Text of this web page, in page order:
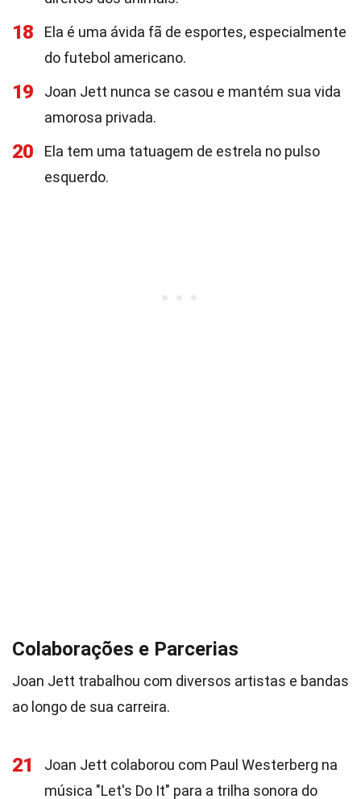
18
Ela é uma ávida fã de esportes, especialmente
do futebol americano.
19
Joan Jett nunca se casou e mantém sua vida
amorosa privada.
20
Ela tem uma tatuagem de estrela no pulso
esquerdo.
Colaborações e Parcerias
Joan Jett trabalhou com diversos artistas e bandas
ao longo de sua carreira.
21
Joan Jett colaborou com Paul Westerberg na
música "Let's Do It" para a trilha sonora do